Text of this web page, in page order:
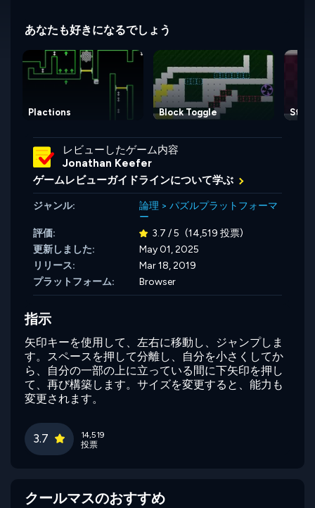
あなたも好きになるでしょう
Plactions Block Toggle Start
レビューしたゲーム内容
Jonathan Keefer
ゲームレビューガイドラインについて学ぶ
ジャンル: 論理 > パズルプラットフォーマ
ー
評価:
3.7 / 5 (14,519 投票)
更新しました:
May 01, 2025
リリース:
Mar 18, 2019
プラットフォーム:
Browser
指示
矢印キーを使用して、左右に移動し、ジャンプしま
す。スペースを押して分離し、自分を小さくしてか
ら、自分の一部の上に立っている間に下矢印を押し
て、再び構築します。サイズを変更すると、能力も
変更されます。
3.7
14,519
投票
クールマスのおすすめ